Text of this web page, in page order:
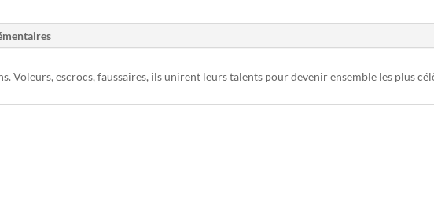
Voleurs, escrocs, faussaires, ils unirent leurs talents pour devenir ensemble les plus